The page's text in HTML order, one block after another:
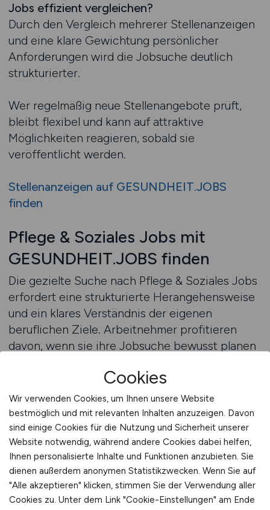
Jobs effizient vergleichen?
Durch den Vergleich mehrerer Stellenanzeigen
und eine klare Gewichtung persönlicher
Anforderungen wird die Jobsuche deutlich
strukturierter.
Wer regelmäßig neue Stellenangebote prüft,
bleibt flexibel und kann auf attraktive
Möglichkeiten reagieren, sobald sie
veröffentlicht werden.
Stellenanzeigen auf GESUNDHEIT.JOBS
finden
Pflege & Soziales Jobs mit
GESUNDHEIT.JOBS finden
Die gezielte Suche nach Pflege & Soziales Jobs
erfordert eine strukturierte Herangehensweise
und ein klares Verständnis der eigenen
beruflichen Ziele. Arbeitnehmer profitieren
davon, wenn sie ihre Jobsuche bewusst planen
Moderne Jobportale bieten Funktionen, die es
ermöglichen, Stellenanzeigen übersichtlich
darzustellen und gezielt nach relevanten
Kriterien zu durchsuchen. Für Jobsuchende in
Pflege und sozialen Tätigkeiten bedeutet das
eine deutliche Erleichterung gegenüber
unsystematischen Recherchen.
Cookies
Wir verwenden Cookies, um Ihnen unsere Website
bestmöglich und mit relevanten Inhalten anzuzeigen. Davon
sind einige Cookies für die Nutzung und Sicherheit unserer
Website notwendig, während andere Cookies dabei helfen,
Ihnen personalisierte Inhalte und Funktionen anzubieten. Sie
dienen außerdem anonymen Statistikzwecken. Wenn Sie auf
"Alle akzeptieren" klicken, stimmen Sie der Verwendung aller
Cookies zu. Unter dem Link "Cookie-Einstellungen" am Ende